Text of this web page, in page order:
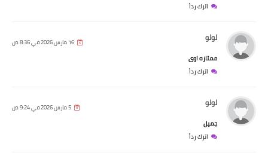
اترك رداً
لولو 16 مارس 2026 في 8:36 ص
ممتازه اوى
اترك رداً
لولو 5 مارس 2026 في 9:24 ص
جميل
اترك رداً